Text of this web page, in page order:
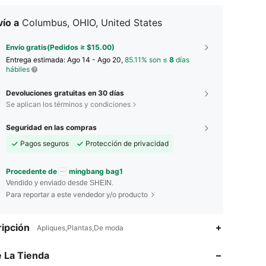
a Columbus, OHIO, United States
Envío gratis(Pedidos ≥ $15.00)
Entrega estimada: Ago 14 - Ago 20, 85.11% son ≤ 8 días
hábiles
Devoluciones gratuitas en 30 días
Se aplican los términos y condiciones
Seguridad en las compras
Pagos seguros
Protección de privacidad
Procedente de mingbang bag1
Vendido y enviado desde SHEIN.
Para reportar a este vendedor y/o producto
Apliques,Plantas,De moda
La Tienda
4.72
4.72